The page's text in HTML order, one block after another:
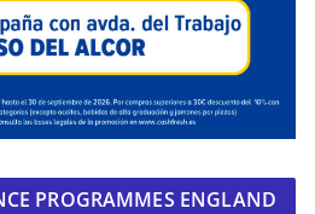
PROGRAMMES ENGLAND